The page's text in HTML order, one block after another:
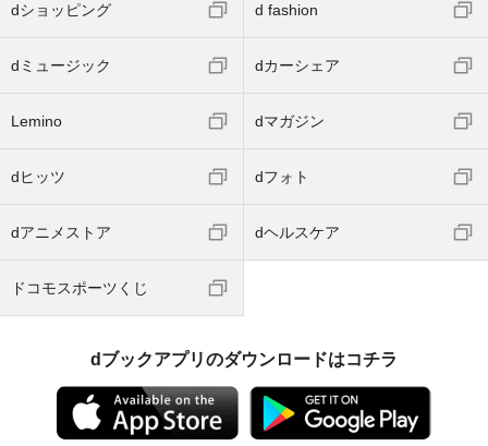
dショッピング d fashion
dミュージック dカーシェア
Lemino dマガジン
dヒッツ dフォト
dアニメストア dヘルスケア
ドコモスポーツくじ
dブックアプリのダウンロードはコチラ